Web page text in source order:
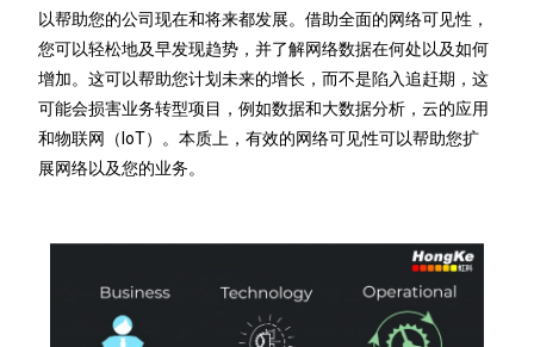
以帮助您的公司现在和将来都发展。借助全面的网络可见性，
您可以轻松地及早发现趋势，并了解网络数据在何处以及如何
增加。这可以帮助您计划未来的增长，而不是陷入追赶期，这
可能会损害业务转型项目，例如数据和大数据分析，云的应用
和物联网（IoT）。本质上，有效的网络可见性可以帮助您扩
展网络以及您的业务。